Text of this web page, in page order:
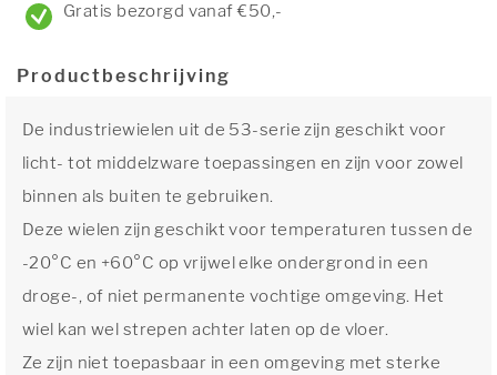
Gratis bezorgd vanaf €50,-
Productbeschrijving
De industriewielen uit de 53-serie zijn geschikt voor
licht- tot middelzware toepassingen en zijn voor zowel
binnen als buiten te gebruiken.
Deze wielen zijn geschikt voor temperaturen tussen de
-20°C en +60°C op vrijwel elke ondergrond in een
droge-, of niet permanente vochtige omgeving. Het
wiel kan wel strepen achter laten op de vloer.
Ze zijn niet toepasbaar in een omgeving met sterke